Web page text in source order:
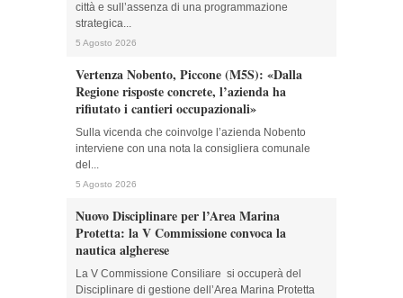
città e sull’assenza di una programmazione
strategica...
5 Agosto 2026
Vertenza Nobento, Piccone (M5S): «Dalla
Regione risposte concrete, l’azienda ha
rifiutato i cantieri occupazionali»
Sulla vicenda che coinvolge l’azienda Nobento
interviene con una nota la consigliera comunale
del...
5 Agosto 2026
Nuovo Disciplinare per l’Area Marina
Protetta: la V Commissione convoca la
nautica algherese
La V Commissione Consiliare si occuperà del
Disciplinare di gestione dell’Area Marina Protetta